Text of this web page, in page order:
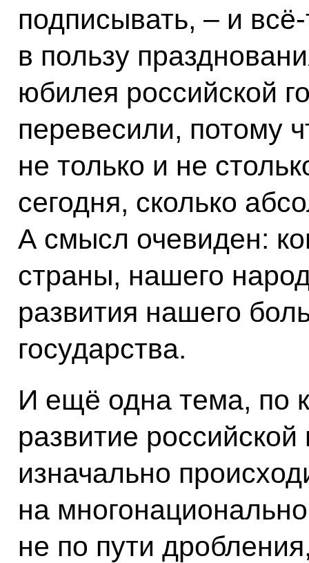
подписывать, – и
в пользу
юбилея российской
перевесили, потому
не только и не
сегодня, сколько
А смысл очевиден:
страны, нашего
развития нашего
государства.
И ещё одна тема, по
развитие российской
изначально
на
не по пути